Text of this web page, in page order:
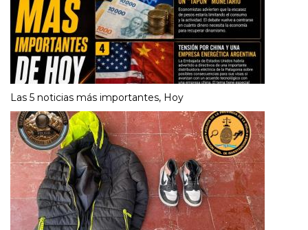
Las 5 noticias más importantes, Hoy